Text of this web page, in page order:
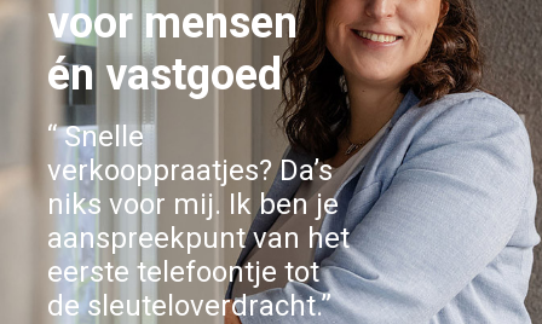
voor mensen
én vastgoed
“ Snelle
verkooppraatjes? Da’s
niks voor mij. Ik ben je
aanspreekpunt van het
eerste telefoontje tot
de sleuteloverdracht.”